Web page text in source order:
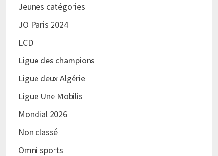
Jeunes catégories
JO Paris 2024
LCD
Ligue des champions
Ligue deux Algérie
Ligue Une Mobilis
Mondial 2026
Non classé
Omni sports